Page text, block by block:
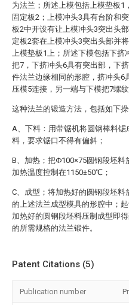
为法兰；所述上模包括上模垫板1
固定板2；上模冲头3具有台阶和
板2中开设有让上模冲头3突出头
定板2套在上模冲头3突出头部并
上模垫板1上；所述下模包括下挤
把7，下挤冲头6具有突出部，下
件法兰边缘相同的形腔，挤冲头6
压模5连接，另一端与下模把7螺纹
这种法兰的锻造方法，包括如下操
A、下料：用带锯机将圆钢棒料
料，要求锯口不得有偏斜；
B、加热；把Φ100×75圆钢段坯料
加热温度控制在1150±50℃；
C、成型；将加热好的圆钢段坯料
的上述法兰成型模具的形腔中；
加热好的圆钢段坯料压制成型即
的所需规格的法兰锻件。
Patent Citations (5)
Publication number